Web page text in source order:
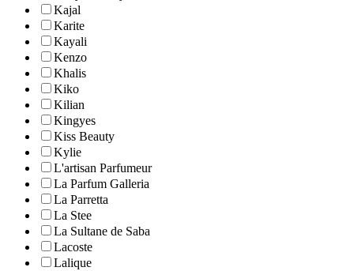
Kajal
Karite
Kayali
Kenzo
Khalis
Kiko
Kilian
Kingyes
Kiss Beauty
Kylie
L'artisan Parfumeur
La Parfum Galleria
La Parretta
La Stee
La Sultane de Saba
Lacoste
Lalique